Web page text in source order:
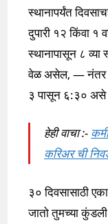
स्थानापर्यंत
दुपारी १२ किंवा १
स्थानापासून ८ व्या
वेळ असेल, — नंतर ९
३ पासून ६:३० असे
हेही वाचा :-
करिअर ची
३० दिवसासाठी
जातो तुमच्या कुंडली